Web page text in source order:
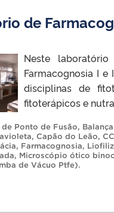
de
Neste
Farmacognosia I
disciplinas de
fitoterápicos e
Ponto de Fusão,
, Capão do Leão,
, Farmacognosia,
, Microscópio ótico
de Vácuo Ptfe).